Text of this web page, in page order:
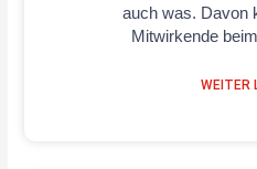
auch was. Davon
Mitwirkende
WEITER